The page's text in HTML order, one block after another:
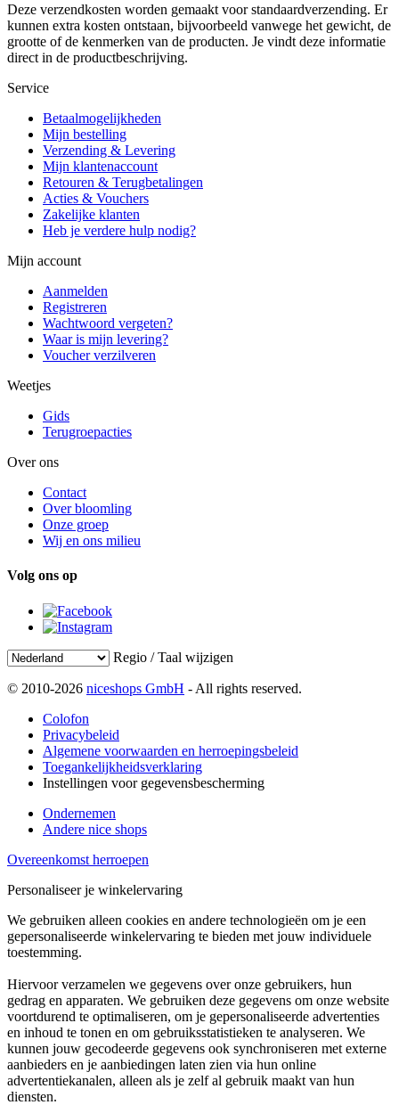
Deze verzendkosten worden gemaakt voor standaardverzending. Er
kunnen extra kosten ontstaan, bijvoorbeeld vanwege het gewicht, de
grootte of de kenmerken van de producten. Je vindt deze informatie
direct in de productbeschrijving.
Service
Betaalmogelijkheden
Mijn bestelling
Verzending & Levering
Mijn klantenaccount
Retouren & Terugbetalingen
Acties & Vouchers
Zakelijke klanten
Heb je verdere hulp nodig?
Mijn account
Aanmelden
Registreren
Wachtwoord vergeten?
Waar is mijn levering?
Voucher verzilveren
Weetjes
Gids
Terugroepacties
Over ons
Contact
Over bloomling
Onze groep
Wij en ons milieu
Volg ons op
Regio / Taal wijzigen
© 2010-2026 niceshops GmbH - All rights reserved.
Colofon
Privacybeleid
Algemene voorwaarden en herroepingsbeleid
Toegankelijkheidsverklaring
Instellingen voor gegevensbescherming
Ondernemen
Andere nice shops
Overeenkomst herroepen
Personaliseer je winkelervaring
We gebruiken alleen cookies en andere technologieën om je een
gepersonaliseerde winkelervaring te bieden met jouw individuele
toestemming.
Hiervoor verzamelen we gegevens over onze gebruikers, hun
gedrag en apparaten. We gebruiken deze gegevens om onze website
voortdurend te optimaliseren, om je gepersonaliseerde advertenties
en inhoud te tonen en om gebruiksstatistieken te analyseren. We
kunnen jouw gecodeerde gegevens ook synchroniseren met externe
aanbieders en je aanbiedingen laten zien via hun online
advertentiekanalen, alleen als je zelf al gebruik maakt van hun
diensten.